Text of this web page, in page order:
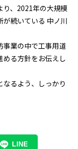
り、2021年の大規模
続いている 中ノ川
事業の中で工事用道
る方針をお伝えし
るよう、しっかり